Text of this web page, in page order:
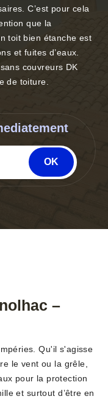
C’est pour cela
que la
toit bien étanche est
et fuites d’eaux.
couvreurs DK
de toiture.
–
Qu'il s'agisse
le vent ou la grêle,
pour la protection
et surtout d’être en